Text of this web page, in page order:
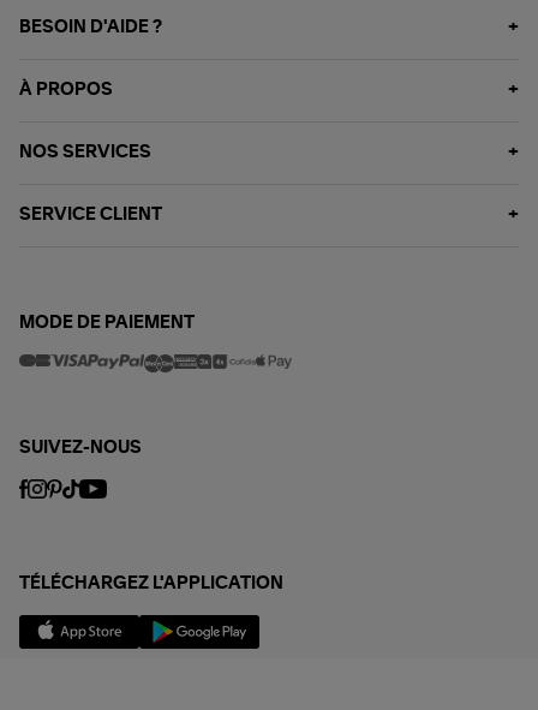
BESOIN D'AIDE ?
À PROPOS
NOS SERVICES
SERVICE CLIENT
MODE DE PAIEMENT
SUIVEZ-NOUS
TÉLÉCHARGEZ L'APPLICATION